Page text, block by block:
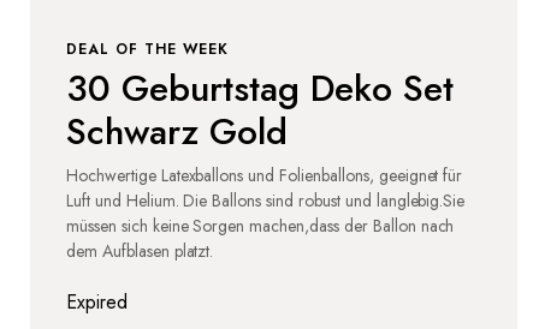
DEAL OF THE WEEK
30 Geburtstag Deko Set
Schwarz Gold
Hochwertige Latexballons und Folienballons, geeignet für
Luft und Helium. Die Ballons sind robust und langlebig.Sie
müssen sich keine Sorgen machen,dass der Ballon nach
dem Aufblasen platzt.
Expired